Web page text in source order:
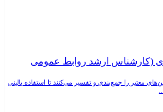
(کارشناس ارشد روابط عمومی
معتبر را جمع‌بندی و تفسیر می‌کنند تا استفاده بالینی